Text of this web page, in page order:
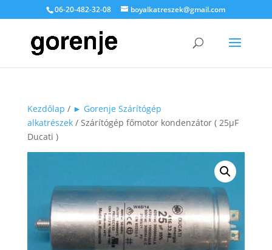
06-20-482-32-08 boyalkatreszek@gmail.com
Kezdőlap / ► Gorenje Szárítógép
alkatrészek/ Szárítógép főmotor kondenzátor ( 25µF
Ducati )